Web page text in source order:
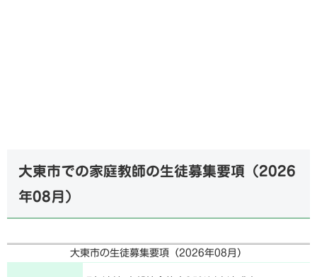
大東市での家庭教師の生徒募集要項（2026
年08月 ）
大東市の生徒募集要項（2026年08月 ）